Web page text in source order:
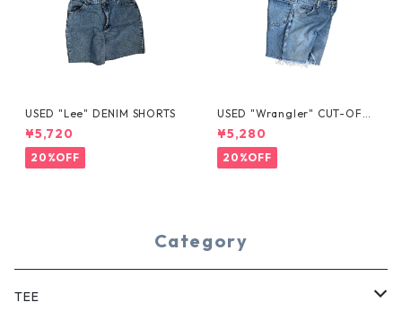
USED "Lee" DENIM SHORTS
¥5,720
20%OFF
USED "Wrangler" CUT-OFF
DENIM SHORTS
¥5,280
20%OFF
Category
TEE